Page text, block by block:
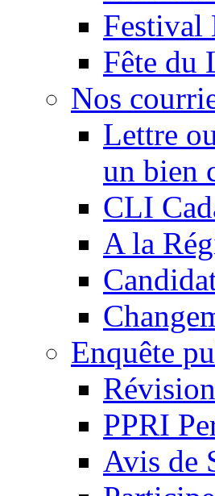
Festival
Fête du
Nos
Lettre
un bien
CLI
A la
Enquête
PPRI
Avis de